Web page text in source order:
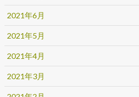
2021年6月
2021年5月
2021年4月
2021年3月